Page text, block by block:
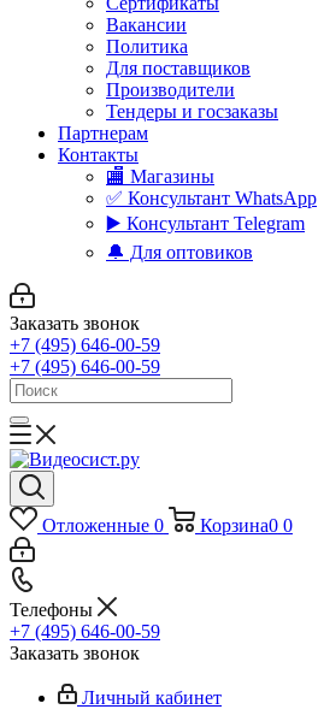
Вакансии
Политика
Для поставщиков
Производители
Тендеры и госзаказы
Партнерам
Контакты
🏬 Магазины
✅️ Консультант WhatsApp
▶️ Консультант Telegram
🔔 Для оптовиков
Заказать звонок
+7 (495) 646-00-59
+7 (495) 646-00-59
Отложенные 0 Корзина0 0
Телефоны
+7 (495) 646-00-59
Заказать звонок
Личный кабинет